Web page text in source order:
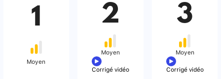
1
Moyen
2
Moyen
Corrigé vidéo
3
Moyen
Corrigé vidéo